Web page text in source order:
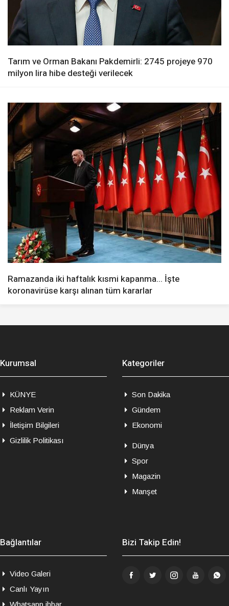
Tarım ve Orman Bakanı Pakdemirli: 2745 projeye 970
milyon lira hibe desteği verilecek
Ramazanda iki haftalık kısmi kapanma... İşte
koronavirüse karşı alınan tüm kararlar
Kurumsal
KÜNYE
Reklam Verin
İletişim Bilgileri
Gizlilik Politikası
Kategoriler
Son Dakika
Gündem
Ekonomi
Dünya
Spor
Magazin
Manşet
Bağlantılar
Video Galeri
Canlı Yayın
Whatsapp ihbar
Bizi Takip Edin!